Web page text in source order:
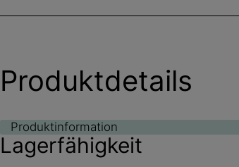
Produktdetails
Produktinformation
Lagerfähigkeit